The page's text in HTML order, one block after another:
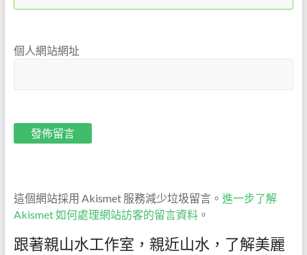
個人網站網址
這個網站採用 Akismet 服務減少垃圾留言。 進一步了解
Akismet 如何處理網站訪客的留言資料。
跟著親山水工作室，親近山水，了解美麗